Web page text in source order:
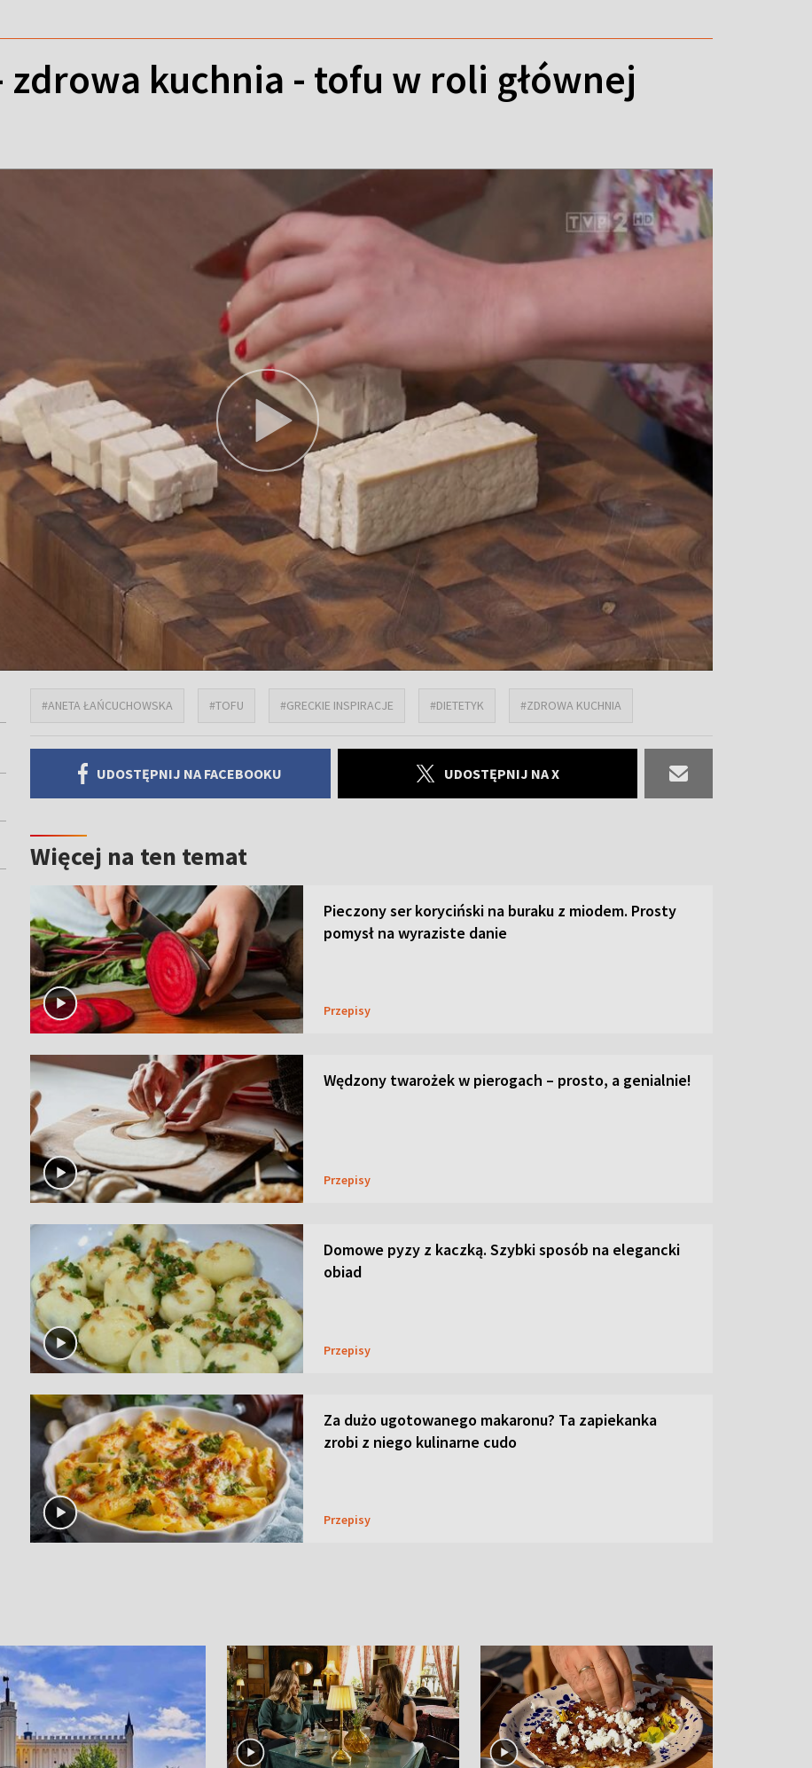
zdrowa kuchnia - tofu w roli głównej
#ANETA ŁAŃCUCHOWSKA #TOFU #GRECKIE INSPIRACJE #DIETETYK #ZDROWA KUCHNIA
UDOSTĘPNIJ NA FACEBOOKU UDOSTĘPNIJ NA X
Więcej na ten temat
Pieczony ser koryciński na buraku z miodem. Prosty
pomysł na wyraziste danie
Przepisy
Wędzony twarożek w pierogach – prosto, a genialnie!
Przepisy
Domowe pyzy z kaczką. Szybki sposób na elegancki
obiad
Przepisy
Za dużo ugotowanego makaronu? Ta zapiekanka
zrobi z niego kulinarne cudo
Przepisy